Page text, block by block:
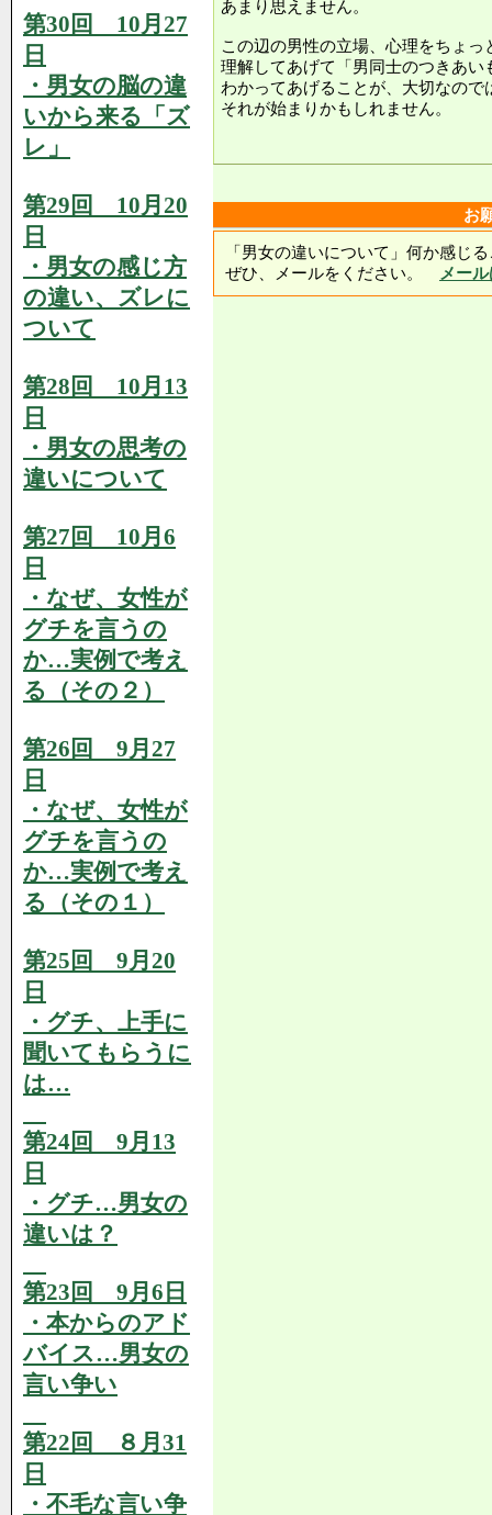
第30回 10月27
日
・男女の脳の違
いから来る「ズ
レ」
第29回 10月20
日
・男女の感じ方
の違い、ズレに
ついて
第28回 10月13
日
・男女の思考の
違いについて
第27回 10月6
日
・なぜ、女性が
グチを言うの
か…実例で考え
る（その２）
第26回 9月27
日
・なぜ、女性が
グチを言うの
か…実例で考え
る（その１）
第25回 9月20
日
・グチ、上手に
聞いてもらうに
は…
第24回 9月13
日
・グチ…男女の
違いは？
第23回 9月6日
・本からのアド
バイス…男女の
言い争い
第22回 ８月31
日
・不毛な言い争
あまり思えません。
この辺の男性の立場、心理をちょっ
理解してあげて「男同士のつきあい
わかってあげることが、大切なので
それが始まりかもしれません。
お
「男女の違いについて」何か感じ
ぜひ、メールをください。
メー